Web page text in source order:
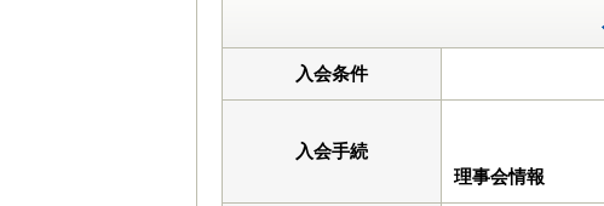
入会条件
入会手続
理事会情報